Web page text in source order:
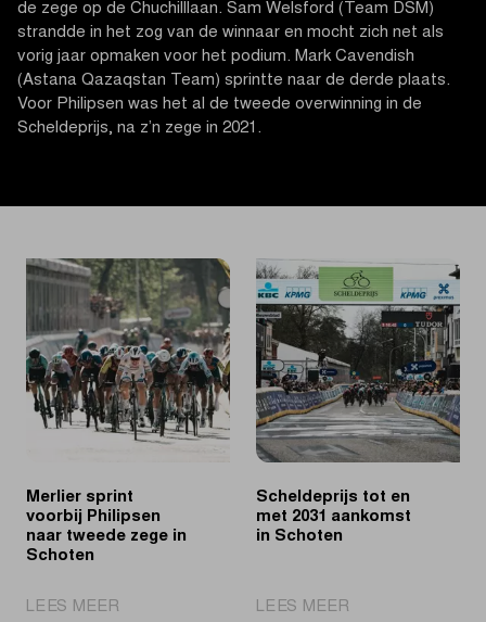
de zege op de Chuchilllaan. Sam Welsford (Team DSM)
strandde in het zog van de winnaar en mocht zich net als
vorig jaar opmaken voor het podium. Mark Cavendish
(Astana Qazaqstan Team) sprintte naar de derde plaats.
Voor Philipsen was het al de tweede overwinning in de
Scheldeprijs, na z’n zege in 2021.
Merlier sprint
voorbij Philipsen
naar tweede zege in
Schoten
LEES MEER
Scheldeprijs tot en
met 2031 aankomst
in Schoten
LEES MEER